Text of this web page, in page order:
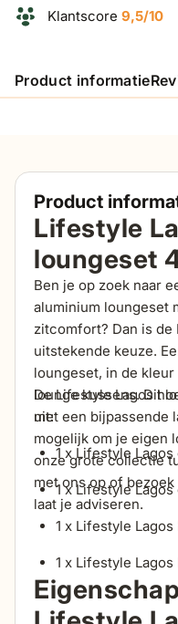
Klantscore 9,5/10
Product informatie
Product
Lifestyle
loungeset
Ben je op zoek naar
aluminium loungeset
zitcomfort? Dan is
uitstekende keuze.
loungeset, in de
lounge kussens. Dit
met een bijpassende
mogelijk om je eigen
onze grote collectie
met ons op of
laat je adviseren.
De Lifestyle Lagos
uit:
1 x Lifestyle
1 x Lifestyle
1 x Lifestyle
1 x Lifestyle